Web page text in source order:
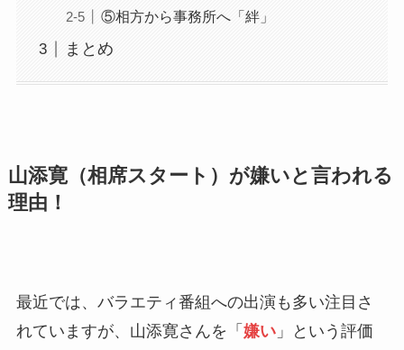
⑤相方から事務所へ「絆」
まとめ
山添寛（相席スタート）が嫌いと言われる
理由！
最近では、バラエティ番組への出演も多い注目さ
れていますが、山添寛さんを「 嫌い」という評価